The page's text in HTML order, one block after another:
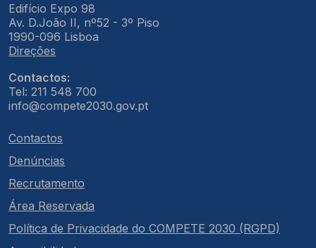
Edifício Expo 98
Av. D.João II, nº52 - 3º Piso
1990-096 Lisboa
Direções
Contactos:
Tel: 211 548 700
info@compete2030.gov.pt
Contactos
Denúncias
Recrutamento
Área Reservada
Política de Privacidade do COMPETE 2030 (RGPD)